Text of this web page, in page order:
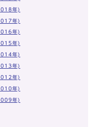
年)
年)
年)
年)
年)
年)
年)
年)
年)